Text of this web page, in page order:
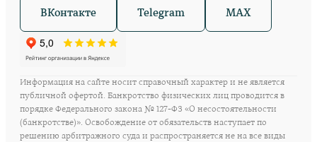
ВКонтакте Telegram MAX
Информация на сайте носит справочный характер и не является
публичной офертой. Банкротство физических лиц проводится в
порядке Федерального закона № 127-ФЗ «О несостоятельности
(банкротстве)». Освобождение от обязательств наступает по
решению арбитражного суда и распространяется не на все виды